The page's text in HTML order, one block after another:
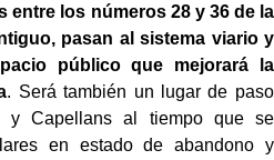
entre los números 28 y 36 de la
pasan al sistema viario y
público que mejorará la
. Será también un lugar de paso
y Capellans al tiempo que se
en estado de abandono y